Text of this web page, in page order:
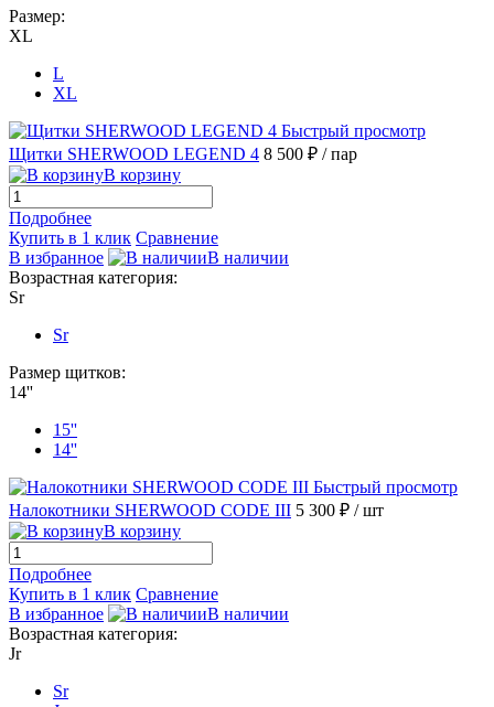
Размер:
XL
L
XL
Быстрый просмотр
Щитки SHERWOOD LEGEND 4 8 500 ₽ / пар
В корзину
Подробнее
Купить в 1 клик Сравнение
В избранное
В наличии
Возрастная категория:
Sr
Sr
Размер щитков:
14''
15''
14''
Быстрый просмотр
Налокотники SHERWOOD CODE III 5 300 ₽ / шт
В корзину
Подробнее
Купить в 1 клик Сравнение
В избранное
В наличии
Возрастная категория:
Jr
Sr